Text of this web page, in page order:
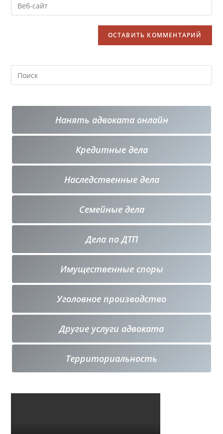
Нанять адвоката онлайн
Кредитные дела
Наследственные дела
Семейные дела
Дела по ДТП
Имущественные споры
Уголовное производство
Другие услуги адвоката
Территориальность